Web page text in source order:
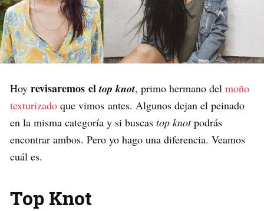
Hoy revisaremos eltop knot, primo hermano del moño
texturizado que vimos antes. Algunos dejan el peinado
en la misma categoría y si buscas top knotpodrás
encontrar ambos. Pero yo hago una diferencia. Veamos
cuál es.
Top Knot